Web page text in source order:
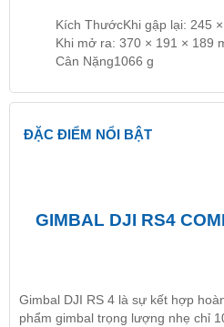
Kích ThướcKhi gập lại: 245
Khi mở ra: 370 × 191 × 189
Cân Nặng1066 g
ĐẶC ĐIỂM NỔI BẬT
GIMBAL DJI RS4
Gimbal DJI RS 4 là sự kết hợp
phẩm gimbal trọng lượng nhẹ chỉ